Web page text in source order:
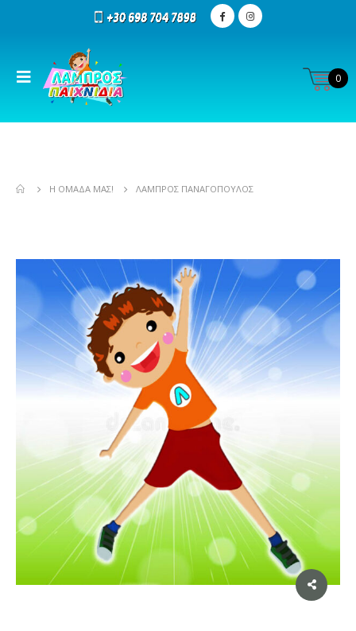
0
Η ΟΜΆΔΑ ΜΑΣ! ΛΆΜΠΡΟΣ ΠΑΝΑΓΌΠΟΥΛΟΣ